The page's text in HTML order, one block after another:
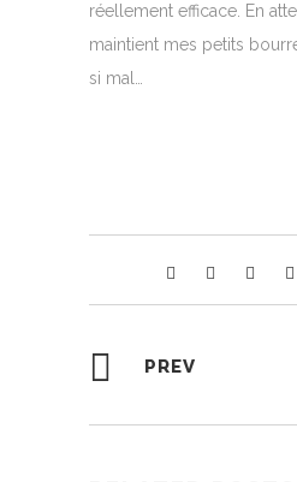
réellement efficace. En
maintient mes petits
si mal…
PREV